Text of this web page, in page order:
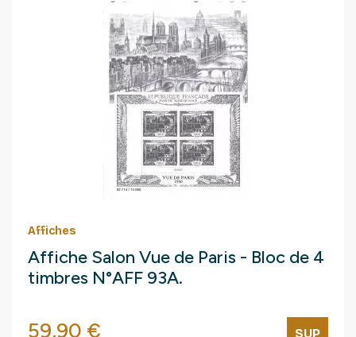
Affiches
Affiche Salon Vue de Paris - Bloc de 4
timbres N°AFF 93A.
Prix
59,90 € SUP